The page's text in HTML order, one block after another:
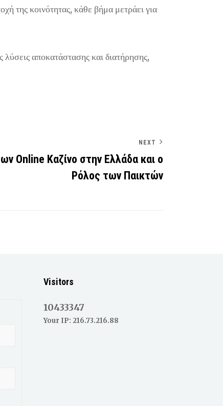
της κοινότητας, κάθε βήμα μετράει για
λύσεις αποκατάστασης και διατήρησης,
NEXT
Online Καζίνο στην Ελλάδα και ο
Ρόλος των Παικτών
Visitors
10433347
Your IP: 216.73.216.88